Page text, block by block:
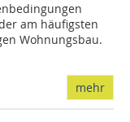
am häufigsten
Wohnungsbau.
mehr